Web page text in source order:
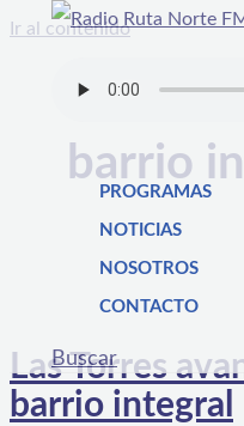
Ir al contenido
PROGRAMAS
NOTICIAS
NOSOTROS
CONTACTO
Buscar
barrio
Las Torres
barrio integral